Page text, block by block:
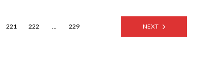
221 222 … 229 NEXT